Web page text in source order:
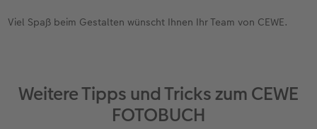
Viel Spaß beim Gestalten wünscht Ihnen Ihr Team von CEWE.
Weitere Tipps und Tricks zum CEWE
FOTOBUCH